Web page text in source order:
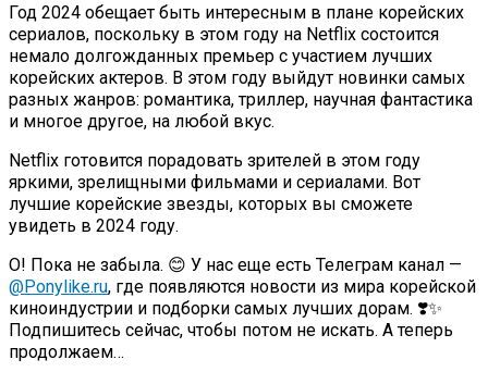
Год 2024 обещает быть интересным в плане корейских
сериалов, поскольку в этом году на Netflix состоится
немало долгожданных премьер с участием лучших
корейских актеров. В этом году выйдут новинки самых
разных жанров: романтика, триллер, научная фантастика
и многое другое, на любой вкус.
Netflix готовится порадовать зрителей в этом году
яркими, зрелищными фильмами и сериалами. Вот
лучшие корейские звезды, которых вы сможете
увидеть в 2024 году.
О! Пока не забыла. 😊 У нас еще есть Телеграм канал —
@Ponylike.ru, где появляются новости из мира корейской
киноиндустрии и подборки самых лучших дорам. ❣️✨
Подпишитесь сейчас, чтобы потом не искать. А теперь
продолжаем…